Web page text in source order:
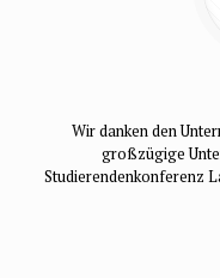
Wir danken den
großzügige
Studierendenkonferenz